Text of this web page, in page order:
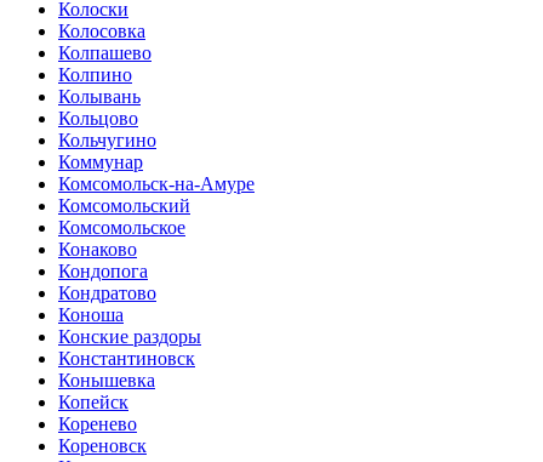
Колоски
Колосовка
Колпашево
Колпино
Колывань
Кольцово
Кольчугино
Коммунар
Комсомольск-на-Амуре
Комсомольский
Комсомольское
Конаково
Кондопога
Кондратово
Коноша
Конские раздоры
Константиновск
Конышевка
Копейск
Коренево
Кореновск